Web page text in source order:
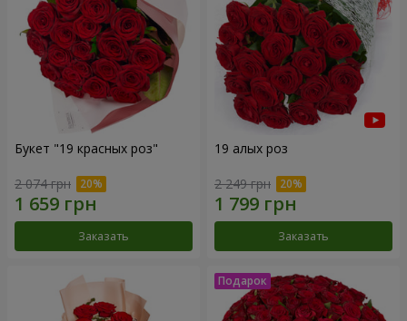
Букет "19 красных роз"
2 074 грн
Заказать
19 алых роз
2 249 грн
Заказать